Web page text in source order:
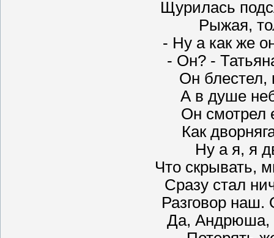
Щурилась
Рыжая,
- Ну а как же
- Он? -
Он блестел,
А в душе
Он смотрел
Как
Ну а я, я
Что скрывать,
Сразу стал
Разговор
Да, Андрюша,